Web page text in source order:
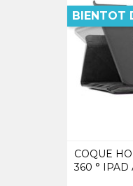
COQUE
360 ° IPAD
BIENTOT